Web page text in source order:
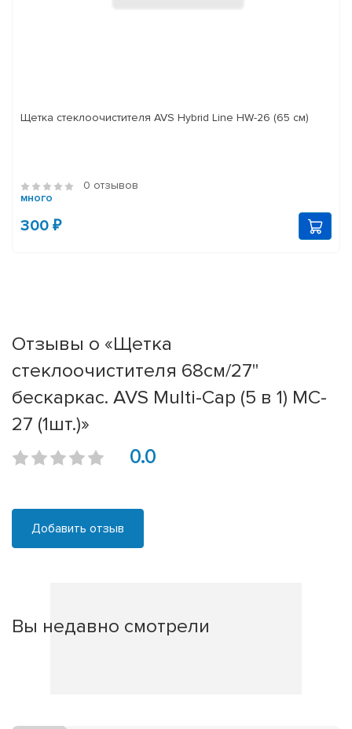
Щетка стеклоочистителя AVS Hybrid Line HW-26 (65 см)
0 отзывов
много
300 ₽
Отзывы о «Щетка
стеклоочистителя 68см/27''
бескаркас. AVS Multi-Cap (5 в 1) MC-
27 (1шт.)»
0.0
Добавить отзыв
Вы недавно смотрели